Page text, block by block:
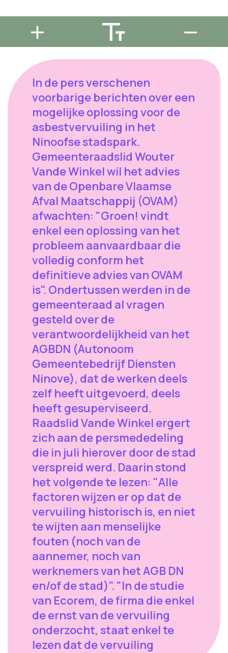
In de pers verschenen
voorbarige berichten over een
mogelijke oplossing voor de
asbestvervuiling in het
Ninoofse stadspark.
Gemeenteraadslid Wouter
Vande Winkel wil het advies
van de Openbare Vlaamse
Afval Maatschappij (OVAM)
afwachten: "Groen! vindt
enkel een oplossing van het
probleem aanvaardbaar die
volledig conform het
definitieve advies van OVAM
is". Ondertussen werden in de
gemeenteraad al vragen
gesteld over de
verantwoordelijkheid van het
AGBDN (Autonoom
Gemeentebedrijf Diensten
Ninove), dat de werken deels
zelf heeft uitgevoerd, deels
heeft gesuperviseerd.
Raadslid Vande Winkel ergert
zich aan de persmededeling
die in juli hierover door de stad
verspreid werd. Daarin stond
het volgende te lezen: "Alle
factoren wijzen er op dat de
vervuiling historisch is, en niet
te wijten aan menselijke
fouten (noch van de
aannemer, noch van
werknemers van het AGB DN
en/of de stad)". "In de studie
van Ecorem, de firma die enkel
de ernst van de vervuiling
onderzocht, staat enkel te
lezen dat de vervuiling